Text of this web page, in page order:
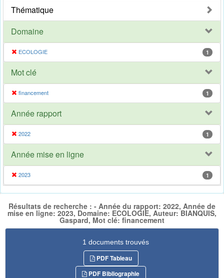
Thématique
Domaine
ECOLOGIE 1
Mot clé
financement 1
Année rapport
2022 1
Année mise en ligne
2023 1
Résultats de recherche : - Année du rapport: 2022, Année de
mise en ligne: 2023, Domaine: ECOLOGIE, Auteur: BIANQUIS,
Gaspard, Mot clé: financement
1 documents trouvés
PDF Tableau
PDF Bibliographie